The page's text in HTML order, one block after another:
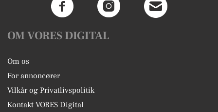
OM VORES DIGITAL
Om os
For annoncører
Vilkår og Privatlivspolitik
Kontakt VORES Digital